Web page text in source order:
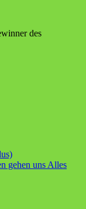
des
gehen uns Alles